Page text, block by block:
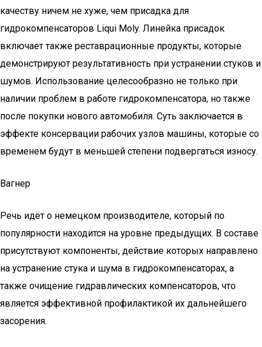
качеству ничем не хуже, чем присадка для
гидрокомпенсаторов Liqui Moly. Линейка присадок
включает также реставрационные продукты, которые
демонстрируют результативность при устранении стуков и
шумов. Использование целесообразно не только при
наличии проблем в работе гидрокомпенсатора, но также
после покупки нового автомобиля. Суть заключается в
эффекте консервации рабочих узлов машины, которые со
временем будут в меньшей степени подвергаться износу.
Вагнер
Речь идёт о немецком производителе, который по
популярности находится на уровне предыдущих. В составе
присутствуют компоненты, действие которых направлено
на устранение стука и шума в гидрокомпенсаторах, а
также очищение гидравлических компенсаторов, что
является эффективной профилактикой их дальнейшего
засорения.